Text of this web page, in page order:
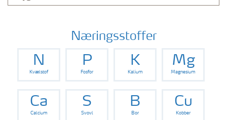
Næringsstoffer
N
Kvælstof
P
Fosfor
K
Kalium
Mg
Magnesium
Ca
Calcium
S
Svovl
B
Bor
Cu
Kobber